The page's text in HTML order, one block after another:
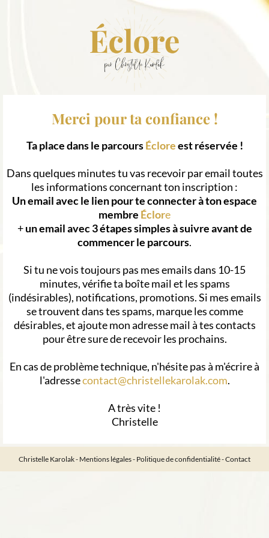
Merci pour ta confiance !
Ta place dans le parcoursÉcloreest réservée !
Dans quelques minutes tu vas recevoir par email toutes
les informations concernant ton inscription :
Un email avec le lien pour te connecter à ton espace
membre Éclore
+un email avec 3 étapes simples à suivre avant de
commencer le parcours.
Si tu ne vois toujours pas mes emails dans 10-15
minutes, vérifie ta boîte mail et les spams
(indésirables), notifications, promotions. Si mes emails
se trouvent dans tes spams, marque les comme
désirables, et ajoute mon adresse mail à tes contacts
pour être sure de recevoir les prochains.
En cas de problème technique, n'hésite pas à m'écrire à
l'adressecontact@christellekarolak.com.
A très vite !
Christelle
Christelle Karolak - Mentions légales- Politique de confidentialité-Contact